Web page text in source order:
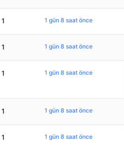
1 1 gün 8 saat önce
1 1 gün 8 saat önce
1 1 gün 8 saat önce
1 1 gün 8 saat önce
1 1 gün 8 saat önce